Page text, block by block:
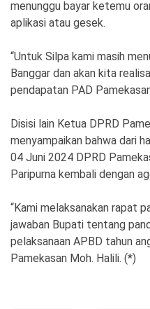
menunggu bayar ketemu
aplikasi atau gesek.
“Untuk Silpa kami masih
Banggar dan akan kita
pendapatan PAD
Disisi lain Ketua DPRD
menyampaikan bahwa dari
04 Juni 2024 DPRD
Paripurna kembali dengan
“Kami melaksanakan rapat
jawaban Bupati tentang
pelaksanaan APBD tahun
Pamekasan Moh. Halili. (*)